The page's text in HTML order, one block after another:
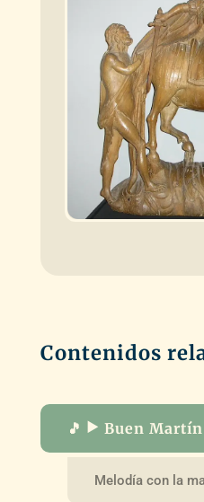
Contenidos
🎵 ▶️ Buen Martín
Melodía con la